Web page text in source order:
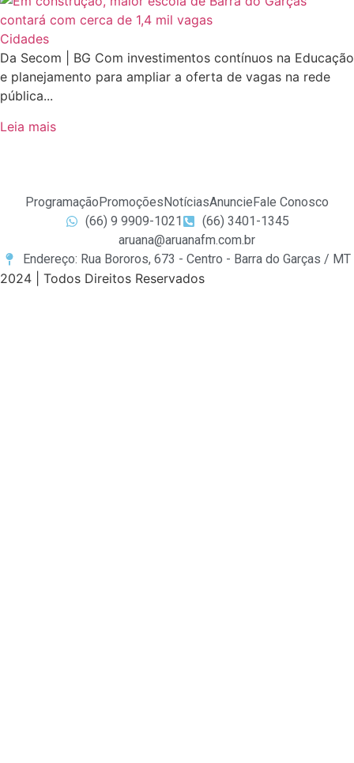
Cidades
Da Secom | BG Com investimentos contínuos na Educação
e planejamento para ampliar a oferta de vagas na rede
pública...
Leia mais
ProgramaçãoPromoçõesNotíciasAnuncieFale Conosco
(66) 9 9909-1021
(66) 3401-1345
aruana@aruanafm.com.br
Endereço: Rua Bororos, 673 - Centro - Barra do Garças / MT
2024 | Todos Direitos Reservados